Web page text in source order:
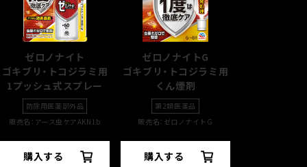
ゼロノナイト
ゴキブリ・トコジラミ用
1プッシュ式スプレー
防除用医薬部外品
販売名：アース虫ケアAKN1b
購入する
ゼロノナイトG
ゴキブリ・トコジラミ用
くん煙剤
第2類医薬品
販売名：ゼロノナイトG
購入する